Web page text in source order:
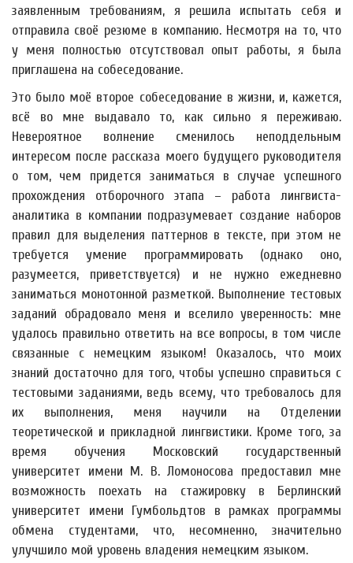
заявленным требованиям, я решила испытать себя и
отправила своё резюме в компанию. Несмотря на то, что
у меня полностью отсутствовал опыт работы, я была
приглашена на собеседование.
Это было моё второе собеседование в жизни, и, кажется,
всё во мне выдавало то, как сильно я переживаю.
Невероятное волнение сменилось неподдельным
интересом после рассказа моего будущего руководителя
о том, чем придется заниматься в случае успешного
прохождения отборочного этапа – работа лингвиста-
аналитика в компании подразумевает создание наборов
правил для выделения паттернов в тексте, при этом не
требуется умение программировать (однако оно,
разумеется, приветствуется) и не нужно ежедневно
заниматься монотонной разметкой. Выполнение тестовых
заданий обрадовало меня и вселило уверенность: мне
удалось правильно ответить на все вопросы, в том числе
связанные с немецким языком! Оказалось, что моих
знаний достаточно для того, чтобы успешно справиться с
тестовыми заданиями, ведь всему, что требовалось для
их выполнения, меня научили на Отделении
теоретической и прикладной лингвистики. Кроме того, за
время обучения Московский государственный
университет имени М. В. Ломоносова предоставил мне
возможность поехать на стажировку в Берлинский
университет имени Гумбольдтов в рамках программы
обмена студентами, что, несомненно, значительно
улучшило мой уровень владения немецким языком.